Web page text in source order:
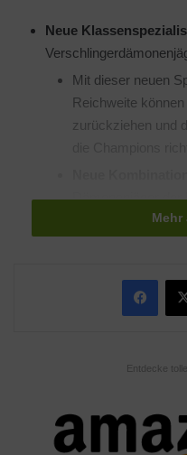
Neue
Mit dieser neuen
Reichweite
zurückziehen und
Dämonenjäger der
Stat- & Item-Squish
Updates für die
Mächtige neue
Weitere
und
Mehr
Entdecke